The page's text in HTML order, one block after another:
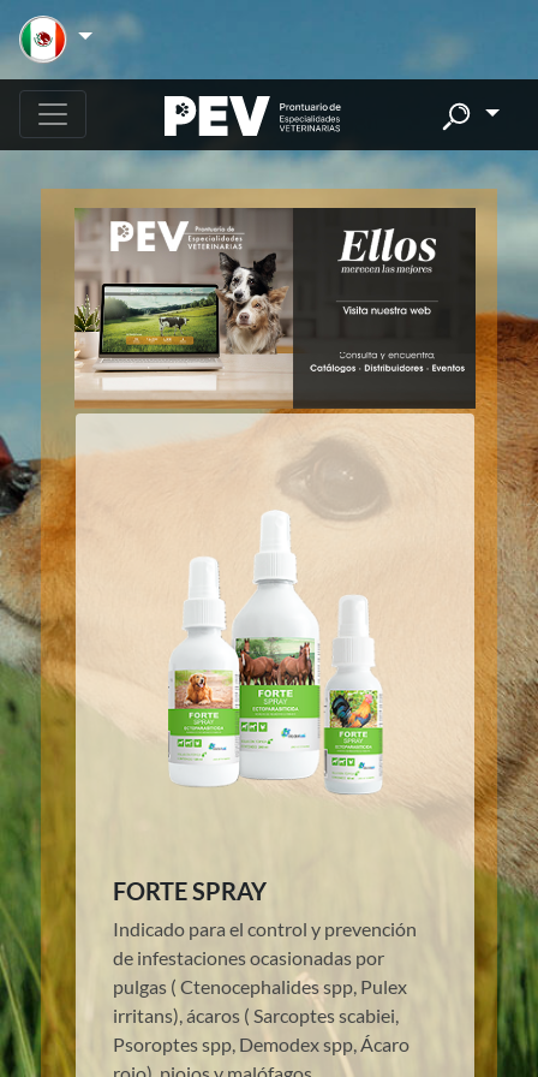
FORTE SPRAY
Indicado para el control y prevención
de infestaciones ocasionadas por
pulgas ( Ctenocephalides spp, Pulex
irritans), ácaros ( Sarcoptes scabiei,
Psoroptes spp, Demodex spp, Ácaro